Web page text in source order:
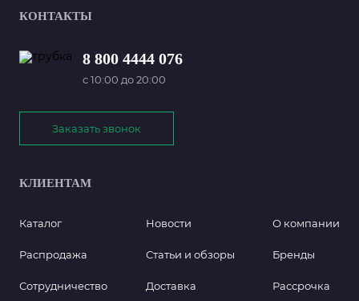
КОНТАКТЫ
8 800 4444 076
с 10:00 до 20:00
Заказать звонок
КЛИЕНТАМ
Каталог
Распродажа
Сотрудничество
Новости
Статьи и обзоры
Доставка
О компании
Бренды
Рассрочка